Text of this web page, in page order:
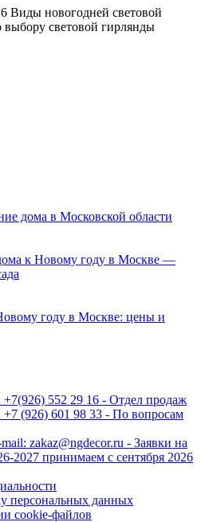
Виды новогодней световой
световой гирлянды
дома в Московской области
к Новому году в Москве —
году в Москве: цены и
+7(926) 552 29 16 - Отдел продаж
+7 (926) 601 98 33 - По вопросам
zakaz@ngdecor.ru - Заявки на
2027 принимаем с сентября 2026
персональных данных
cookie-файлов